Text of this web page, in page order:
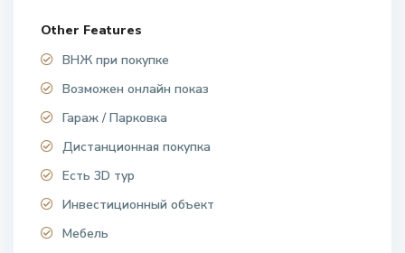
Other Features
ВНЖ при покупке
Возможен онлайн показ
Гараж / Парковка
Дистанционная покупка
Есть 3D тур
Инвестиционный объект
Мебель